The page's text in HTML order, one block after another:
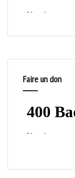
Faire un don